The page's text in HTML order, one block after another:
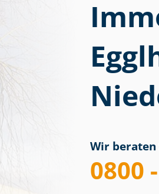
Wir beraten
0800